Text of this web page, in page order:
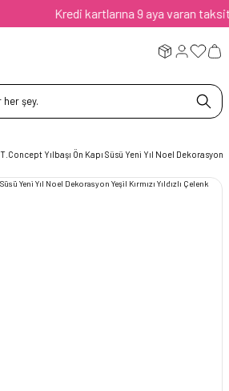
Kredi kartlarına 9 aya varan taksit
T.Concept Yılbaşı Ön Kapı Süsü Yeni Yıl Noel Dekorasyon